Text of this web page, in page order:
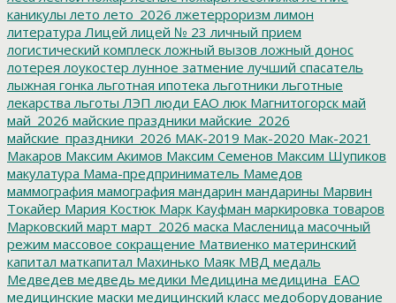
каникулы лето лето_2026 лжетерроризм лимон
литература Лицей лицей № 23 личный прием
логистический комплеск ложный вызов ложный донос
лотерея лоукостер лунное затмение лучший спасатель
лыжная гонка льготная ипотека льготники льготные
лекарства льготы ЛЭП люди ЕАО люк Магнитогорск май
май_2026 майские праздники майские_2026
майские_праздники_2026 МАК-2019 Мак-2020 Мак-2021
Макаров Максим Акимов Максим Семенов Максим Шупиков
макулатура Мама-предприниматель Мамедов
маммография мамография мандарин мандарины Марвин
Токайер Мария Костюк Марк Кауфман маркировка товаров
Марковский март март_2026 маска Масленица масочный
режим массовое сокращение Матвиенко материнский
капитал маткапитал Махинько Маяк МВД медаль
Медведев медведь медики Медицина медицина_ЕАО
медицинские маски медицинский класс медоборудование